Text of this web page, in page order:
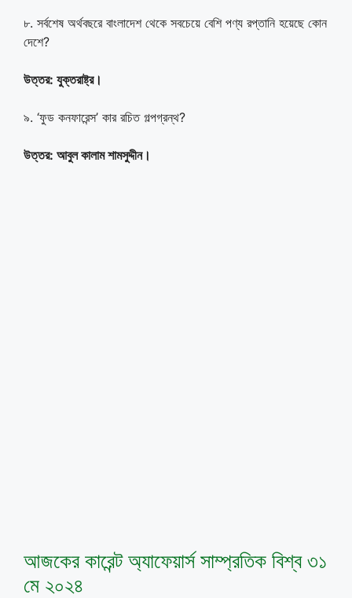
৮. সর্বশেষ অর্থবছরে বাংলাদেশ থেকে সবচেয়ে বেশি পণ্য রপ্তানি হয়েছে কোন
দেশে?
উত্তর: যুক্তরাষ্ট্র।
৯. ‘ফুড কনফারেন্স’ কার রচিত গল্পগ্রন্থ?
উত্তর: আবুল কালাম শামসুদ্দীন।
আজকের কারেন্ট অ্যাফেয়ার্স সাম্প্রতিক বিশ্ব ৩১
মে ২০২৪